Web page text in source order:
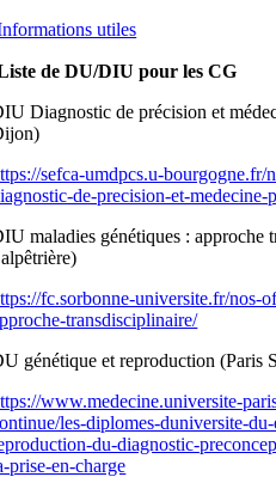
utiles
de DU/DIU pour les CG
Diagnostic de précision et
sefca-umdpcs.u-
de-precision-et-medecine-
maladies génétiques : approche
fc.sorbonne-universite.fr/nos-
transdisciplinaire/
génétique et reproduction (Paris
www.medecine.universite-
les-diplomes-duniversite-
du-diagnostic-
prise-en-charge